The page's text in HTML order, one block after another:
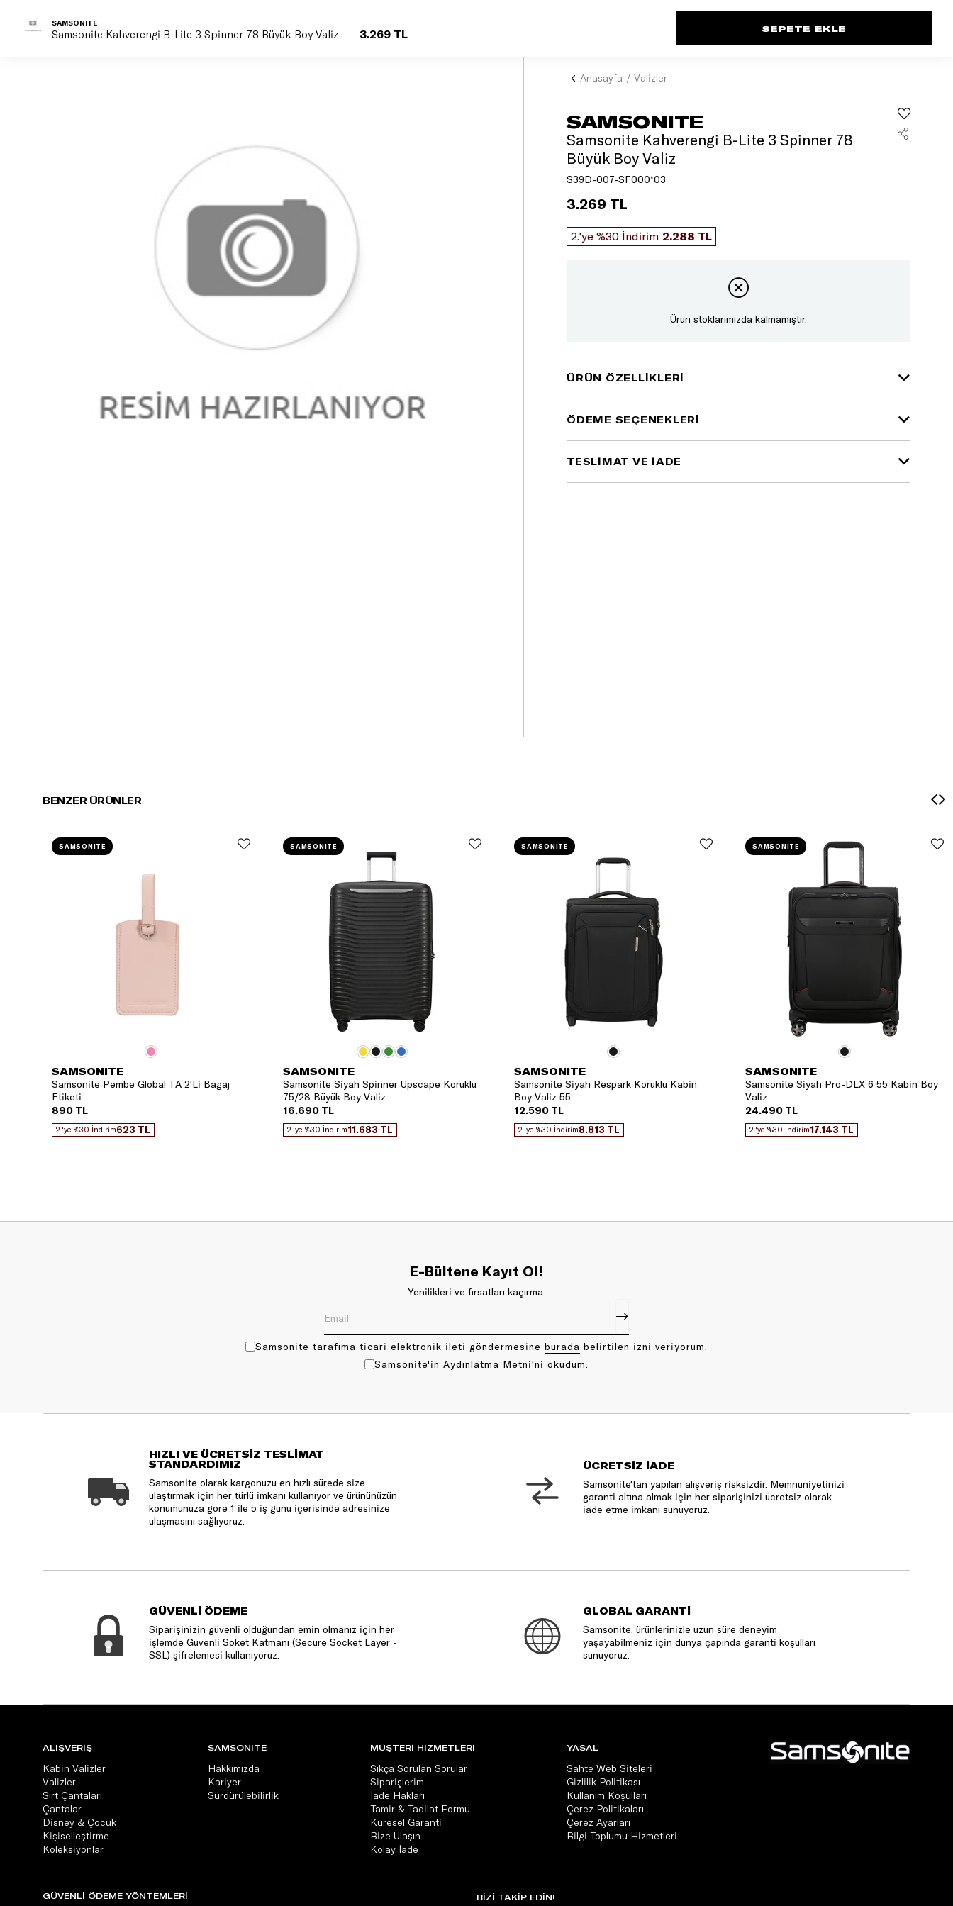
Anasayfa Valizler
SAMSONITE
Samsonite Kahverengi B-Lite 3 Spinner 78
Büyük Boy Valiz
S39D-007-SF000*03
3.269 TL
2.'ye %30 İndirim 2.288 TL
Ürün stoklarımızda kalmamıştır.
ÜRÜN ÖZELLIKLERI
ÖDEME SEÇENEKLERI
TESLİMAT VE İADE
BENZER ÜRÜNLER
SAMSONITE
Samsonite Pembe Global TA 2'Li Bagaj
Etiketi
890 TL
2.'ye %30 İndirim623 TL
SAMSONITE
SAMSONITE
Samsonite Siyah Spinner Upscape Körüklü
75/28 Büyük Boy Valiz
16.690 TL
2.'ye %30 İndirim11.683 TL
SAMSONITE
SAMSONITE
Samsonite Siyah Respark Körüklü Kabin
Boy Valiz 55
12.590 TL
2.'ye %30 İndirim8.813 TL
SAMSONITE
SAMSONITE
Samsonite Siyah Pro-DLX 6 55 Kabin Boy
Valiz
24.490 TL
2.'ye %30 İndirim17.143 TL
SAMSONITE
E-Bültene Kayıt Ol!
Yenilikleri ve fırsatları kaçırma.
Samsonite tarafıma ticari elektronik ileti göndermesine bu rada belirtilen izni veriyorum.
Samsonite'in Aydınlatma Metni'ni okudum.
HIZLI VE ÜCRETSİZ TESLİMAT
STANDARDIMIZ
Samsonite olarak kargonuzu en hızlı sürede size
ulaştırmak için her türlü imkanı kullanıyor ve ürününüzün
konumunuza göre 1 ile 5 iş günü içerisinde adresinize
ulaşmasını sağlıyoruz.
ÜCRETSİZ İADE
Samsonite'tan yapılan alışveriş risksizdir. Memnuniyetinizi
garanti altına almak için her siparişinizi ücretsiz olarak
iade etme imkanı sunuyoruz.
GÜVENLİ ÖDEME
Siparişinizin güvenli olduğundan emin olmanız için her
işlemde Güvenli Soket Katmanı (Secure Socket Layer -
SSL) şifrelemesi kullanıyoruz.
GLOBAL GARANTİ
Samsonite, ürünlerinizle uzun süre deneyim
yaşayabilmeniz için dünya çapında garanti koşulları
sunuyoruz.
ALIŞVERİŞ
Kabin Valizler
Valizler
Sırt Çantaları
Çantalar
Disney & Çocuk
Kişiselleştirme
Koleksiyonlar
SAMSONITE
Hakkımızda
Kariyer
Sürdürülebilirlik
MÜŞTERİ HİZMETLERİ
Sıkça Sorulan Sorular
Siparişlerim
İade Hakları
Tamir & Tadilat Formu
Küresel Garanti
Bize Ulaşın
Kolay İade
YASAL
Sahte Web Siteleri
Gizlilik Politikası
Kullanım Koşulları
Çerez Politikaları
Çerez Ayarları
Bilgi Toplumu Hizmetleri
GÜVENLİ ÖDEME YÖNTEMLERİ BİZİ TAKİP EDİN!
SAMSONITE
Samsonite Kahverengi B-Lite 3 Spinner 78 Büyük Boy Valiz 3.269 TL